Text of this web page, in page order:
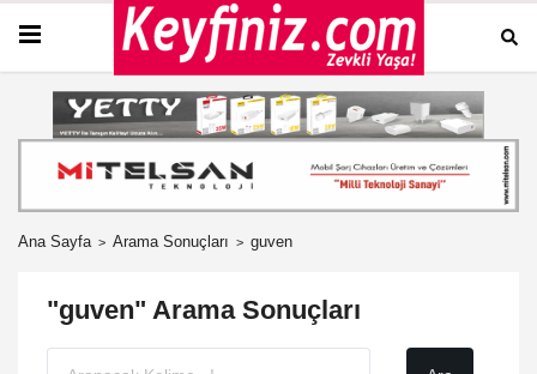
Ana Sayfa Arama Sonuçları guven
"guven" Arama Sonuçları